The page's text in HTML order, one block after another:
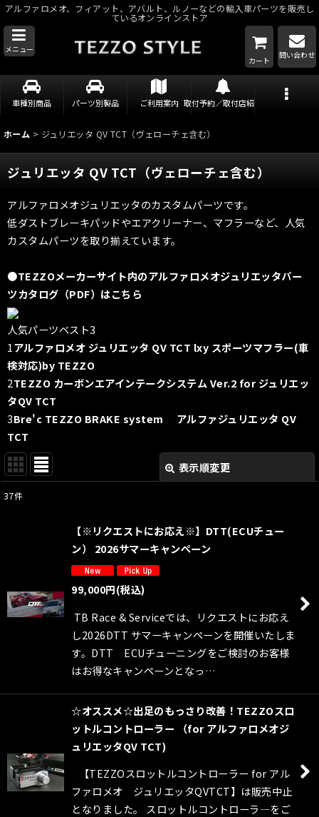
アルファロメオ、フィアット、アバルト、ルノーなどの輸入車パーツを販売し
ているオンラインストア
メニュー
カート
問い合わせ
車種別商品 パーツ別製品 ご利用案内 取付予約／取付店紹介
ホーム > ジュリエッタ QV TCT（ヴェローチェ含む）
ジュリエッタ QV TCT（ヴェローチェ含む）
アルファロメオジュリエッタのカスタムパーツです。
低ダストブレーキパッドやエアクリーナー、マフラーなど、人気
カスタムパーツを取り揃えています。
●TEZZOメーカーサイト内のアルファロメオジュリエッタパー
ツカタログ（PDF）はこちら
人気パーツベスト3
1アルファロメオ ジュリエッタ QV TCT lxy スポーツマフラー(車
検対応)by TEZZO
2TEZZO カーボンエアインテークシステム Ver.2 for ジュリエッ
タQV TCT
3Bre'c TEZZO BRAKE system
アルファジュリエッタ QV
TCT
表示順変更
絞り込む
37件
【※リクエストにお応え※】DTT(ECUチュー
ン） 2026サマーキャンペーン
99,000円(税込)
TB Race & Serviceでは、リクエストにお応え
し2026DTT サマーキャンペーンを開催いたしま
す。DTT ECUチューニングをご検討のお客様
はお得なキャンペーンとなっ…
☆オススメ☆出足のもっさり改善！TEZZOスロ
ットルコントローラー （for アルファロメオジ
ュリエッタQV TCT)
【TEZZOスロットルコントローラー for アル
ファロメオ ジュリエッタQVTCT】は販売中止
となりました。 スロットルコントローラ―をご